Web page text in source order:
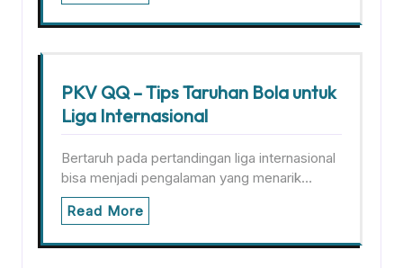
PKV QQ – Tips Taruhan Bola untuk
Liga Internasional
Bertaruh pada pertandingan liga internasional
bisa menjadi pengalaman yang menarik…
Read More